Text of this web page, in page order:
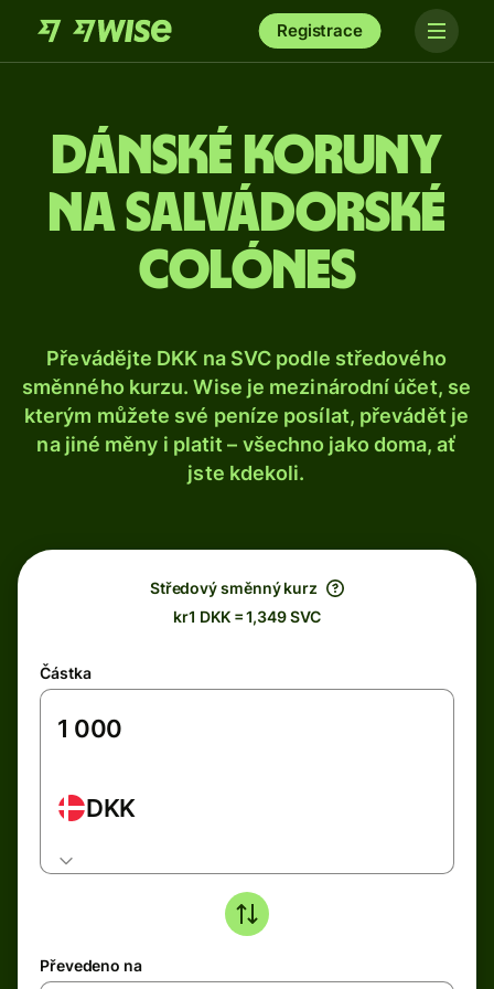
Registrace
Dánské koruny
na salvádorské
colónes
Převádějte DKK na SVC podle středového
směnného kurzu. Wise je mezinárodní účet, se
kterým můžete své peníze posílat, převádět je
na jiné měny i platit – všechno jako doma, ať
jste kdekoli.
Středový směnný kurz
kr1 DKK = 1,349 SVC
Částka
DKK
Převedeno na